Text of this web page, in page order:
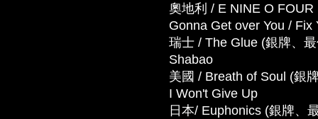
奧地利 / E NINE O
Gonna Get over You / Fix
瑞士 / The Glue (銀牌、
Shabao
美國 / Breath of Soul (銀
I Won't Give Up
日本/ Euphonics (銀牌、